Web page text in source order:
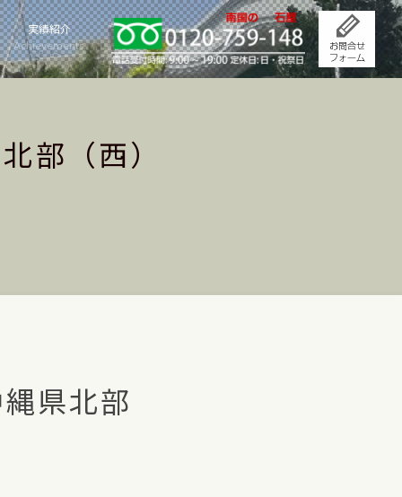
実績紹介
Achievements
部（西）
県北部